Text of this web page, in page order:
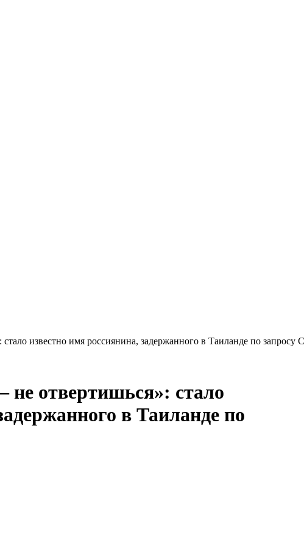
известно имя россиянина, задержанного в Таиланде по
не отвертишься»: стало
в Таиланде по